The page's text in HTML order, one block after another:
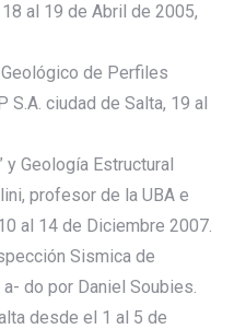
al 19 de Abril de 2005,
de Perfiles
S.A. ciudad de Salta, 19 al
y Geología Estructural
profesor de la UBA e
al 14 de Diciembre 2007.
Sismica de
do por Daniel Soubies.
desde el 1 al 5 de